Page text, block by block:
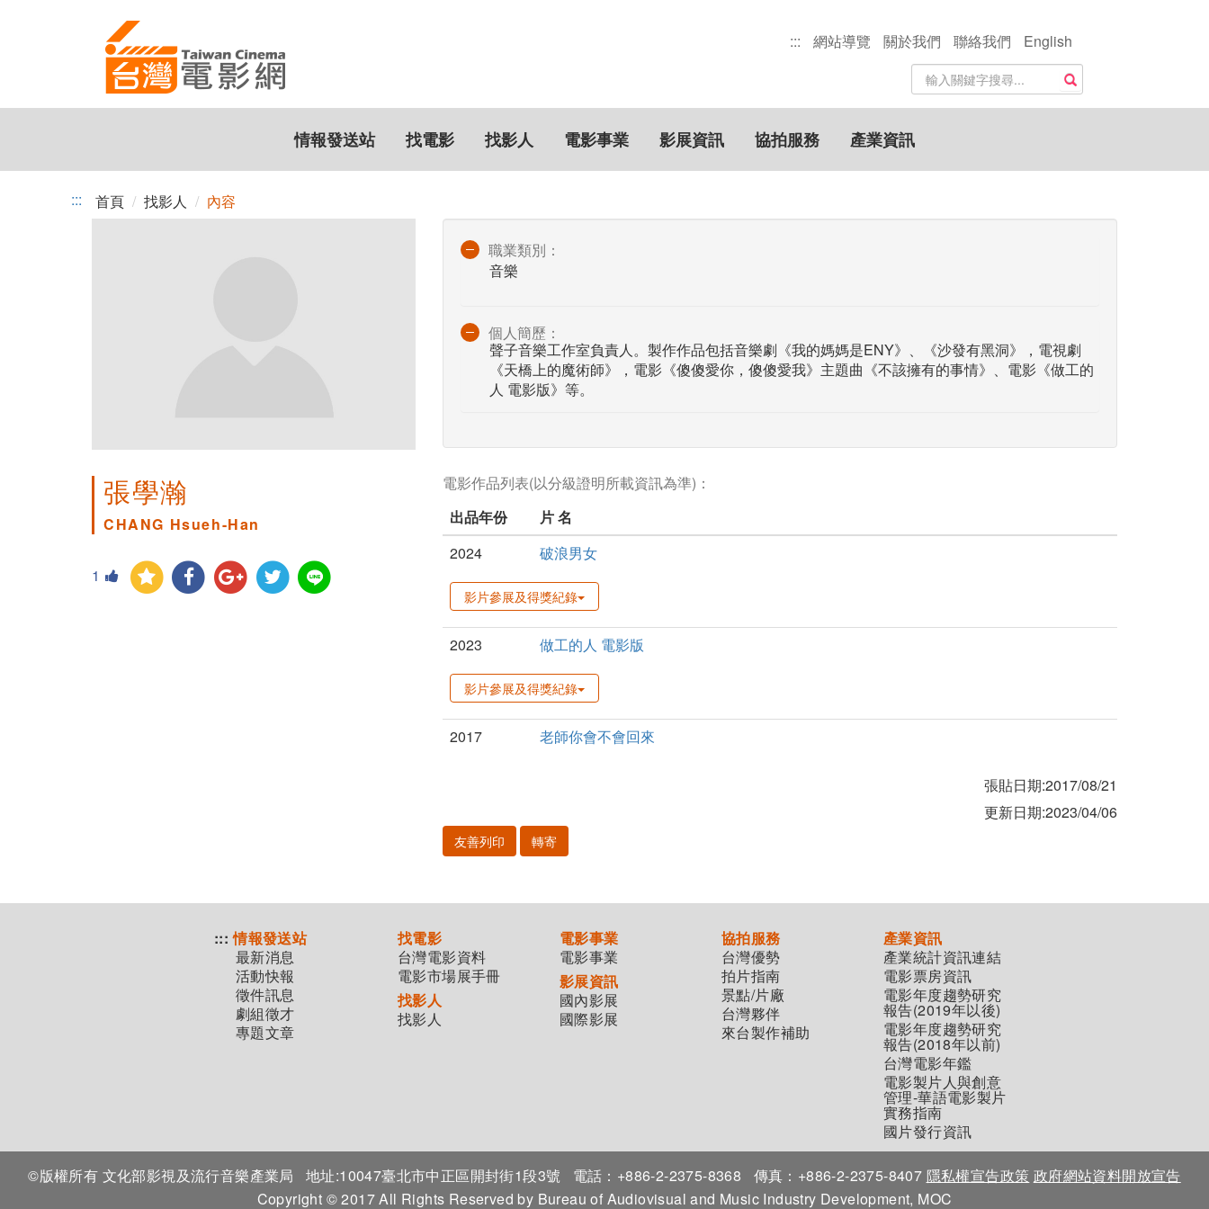
::: 網站導覽 關於我們 聯絡我們
English
站
內
搜
尋
關
鍵
搜尋
情報發送站 找電影 找影人 電影事業 影展資訊 協拍服務 產業資訊
::: 首頁 找影人 內容
張學瀚
CHANG Hsueh-Han
1
職業類別：
音樂
個人簡歷：
聲子音樂工作室負責人。製作作品包括音樂劇《我的媽媽是ENY》、《沙發有黑洞》，電視劇
《天橋上的魔術師》，電影《傻傻愛你，傻傻愛我》主題曲《不該擁有的事情》、電影《做工的
人 電影版》等。
電影作品列表(以分級證明所載資訊為準)：
出品年份
片 名
2024
破浪男女
影片參展及得獎紀錄
2023 做工的人 電影版
影片參展及得獎紀錄
2017 老師你會不會回來
張貼日期:2017/08/21
更新日期:2023/04/06
友善列印 轉寄
::: 情報發送站
最新消息
活動快報
徵件訊息
劇組徵才
專題文章
找電影
台灣電影資料
電影市場展手冊
找影人
找影人
電影事業
電影事業
影展資訊
國內影展
國際影展
協拍服務
台灣優勢
拍片指南
景點/片廠
台灣夥伴
來台製作補助
產業資訊
產業統計資訊連結
電影票房資訊
電影年度趨勢研究
報告(2019年以後)
電影年度趨勢研究
報告(2018年以前)
台灣電影年鑑
電影製片人與創意
管理-華語電影製片
實務指南
國片發行資訊
©版權所有 文化部影視及流行音樂產業局 地址:10047臺北市中正區開封街1段3號 電話：+886-2-2375-8368 傳真：+886-2-2375-8407 隱私權宣告政策 政府網站資料開放宣告
Copyright © 2017 All Rights Reserved by Bureau of Audiovisual and Music Industry Development, MOC